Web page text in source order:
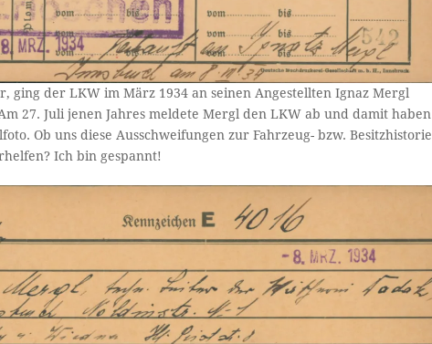
ging der LKW im März 1934 an seinen Angestellten Ignaz Mergl
27. Juli jenen Jahres meldete Mergl den LKW ab und damit haben
Ob uns diese Ausschweifungen zur Fahrzeug- bzw. Besitzhistorie
Ich bin gespannt!